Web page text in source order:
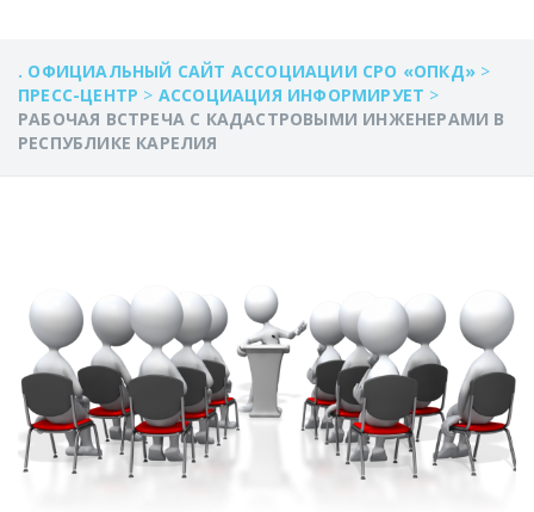
. ОФИЦИАЛЬНЫЙ САЙТ АССОЦИАЦИИ СРО «ОПКД» >
ПРЕСС-ЦЕНТР > АССОЦИАЦИЯ ИНФОРМИРУЕТ >
РАБОЧАЯ ВСТРЕЧА С КАДАСТРОВЫМИ ИНЖЕНЕРАМИ В
РЕСПУБЛИКЕ КАРЕЛИЯ